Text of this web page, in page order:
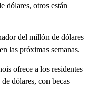
dólares, otros están
del millón de dólares
las próximas semanas.
ofrece a los residentes
dólares, con becas